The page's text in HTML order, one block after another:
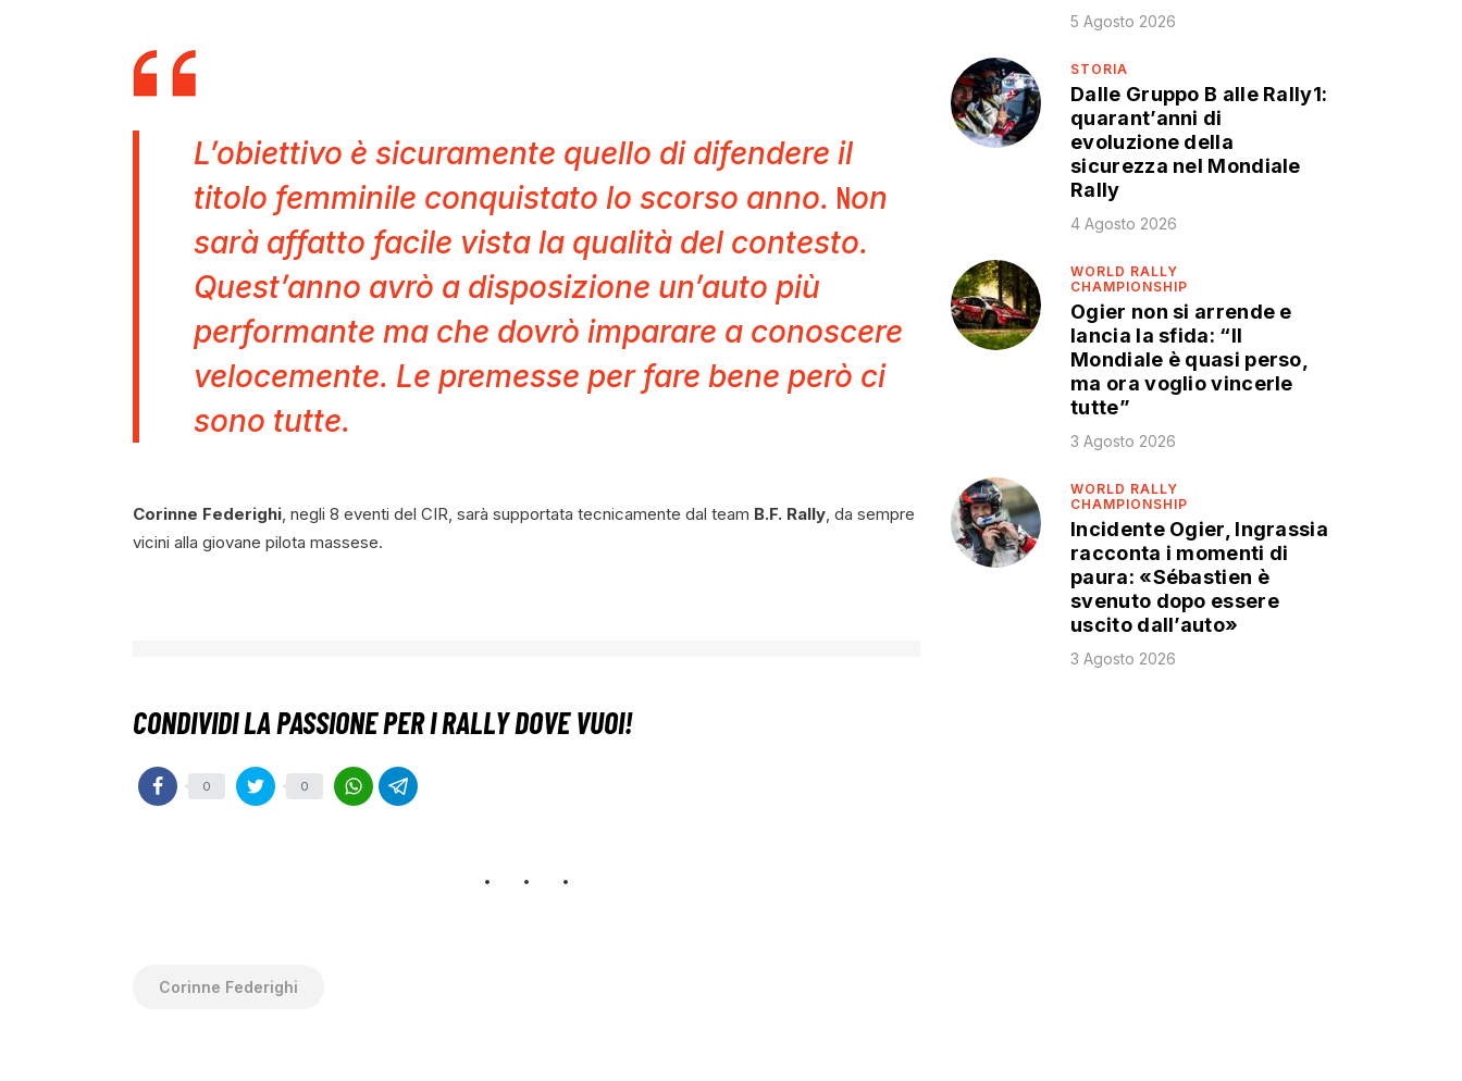
L’obiettivo è sicuramente quello di difendere il
titolo femminile conquistato lo scorso anno. Non
sarà affatto facile vista la qualità del contesto.
Quest’anno avrò a disposizione un’auto più
performante ma che dovrò imparare a conoscere
velocemente. Le premesse per fare bene però ci
sono tutte.
Corinne Federighi , negli 8 eventi del CIR, sarà supportata tecnicamente dal team B.F. Rally , da sempre
vicini alla giovane pilota massese.
0 0
Corinne Federighi
5 Agosto 2026
STORIA
Dalle Gruppo B alle Rally1:
quarant’anni di
evoluzione della
sicurezza nel Mondiale
Rally
4 Agosto 2026
WORLD RALLY
CHAMPIONSHIP
Ogier non si arrende e
lancia la sfida: “Il
Mondiale è quasi perso,
ma ora voglio vincerle
tutte”
3 Agosto 2026
WORLD RALLY
CHAMPIONSHIP
Incidente Ogier, Ingrassia
racconta i momenti di
paura: «Sébastien è
svenuto dopo essere
uscito dall’auto»
3 Agosto 2026